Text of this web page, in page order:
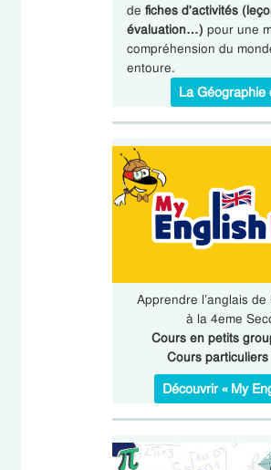
de fiches d'activités
évaluation…) pour une
compréhension du
entoure.
La Géographie
Apprendre l’anglais
à la 4eme
Cours en petits
Cours
Découvrir « My